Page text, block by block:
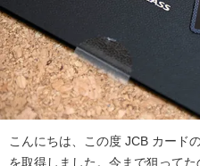
こんにちは、この度 JCB カード
を取得しました。今まで狙って